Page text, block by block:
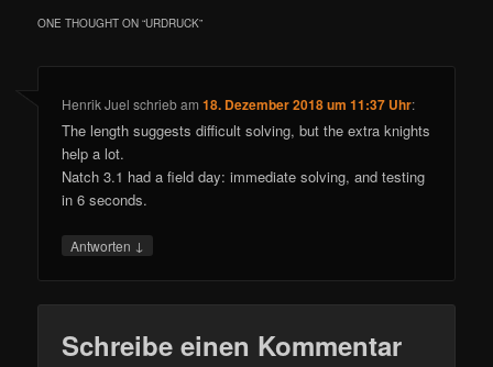
ONE THOUGHT ON “URDRUCK”
Henrik Juel schriebam18. Dezember 2018 um 11:37 Uhr:
The length suggests difficult solving, but the extra knights
help a lot.
Natch 3.1 had a field day: immediate solving, and testing
in 6 seconds.
Antworten ↓
Schreibe einen Kommentar